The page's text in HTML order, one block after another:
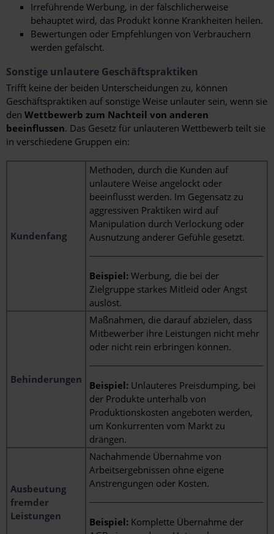
Irreführende Werbung, in der fälschlicherweise
behauptet wird, das Produkt könne Krankheiten heilen.
Bewertungen oder Empfehlungen von Verbrauchern
werden gefälscht.
Sonstige unlautere Geschäftspraktiken
Trifft keine der beiden Unterscheidungen zu, können
Geschäftspraktiken auf sonstige Weise unlauter sein, wenn sie
den Wettbewerb zum Nachteil von anderen
beeinflussen. Das Gesetz für unlauteren Wettbewerb teilt sie
in verschiedene Gruppen ein:
Kundenfang
Methoden, durch die Kunden auf
unlautere Weise angelockt oder
beeinflusst werden. Im Gegensatz zu
aggressiven Praktiken wird auf
Manipulation durch Verlockung oder
Ausnutzung anderer Gefühle gesetzt.
Beispiel: Werbung, die bei der
Zielgruppe starkes Mitleid oder Angst
auslöst.
Behinderungen
Maßnahmen, die darauf abzielen, dass
Mitbewerber ihre Leistungen nicht mehr
oder nicht rein erbringen können.
Beispiel: Unlauteres Preisdumping, bei
der Produkte unterhalb von
Produktionskosten angeboten werden,
um Konkurrenten vom Markt zu
drängen.
Ausbeutung
fremder
Leistungen
Nachahmende Übernahme von
Arbeitsergebnissen ohne eigene
Anstrengungen oder Kosten.
Beispiel: Komplette Übernahme der